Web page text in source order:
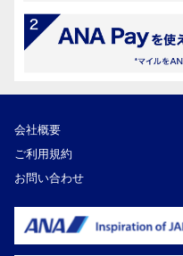
会社概要
ご利用規約
お問い合わせ